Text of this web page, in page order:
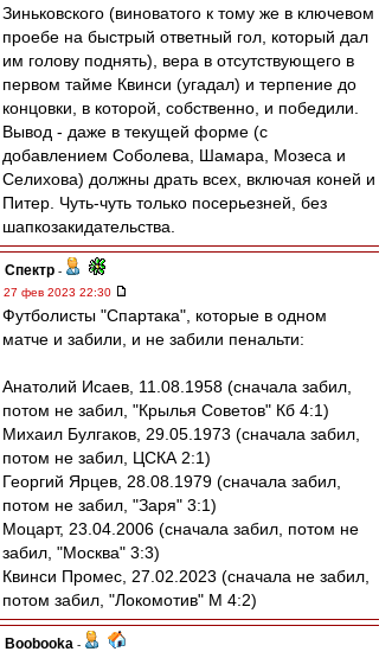
Зиньковского (виноватого к тому же в ключевом
проебе на быстрый ответный гол, который дал
им голову поднять), вера в отсутствующего в
первом тайме Квинси (угадал) и терпение до
концовки, в которой, собственно, и победили.
Вывод - даже в текущей форме (с
добавлением Соболева, Шамара, Мозеса и
Селихова) должны драть всех, включая коней и
Питер. Чуть-чуть только посерьезней, без
шапкозакидательства.
Спектр -
27 фев 2023 22:30
Футболисты "Спартака", которые в одном
матче и забили, и не забили пенальти:
Анатолий Исаев, 11.08.1958 (сначала забил,
потом не забил, "Крылья Советов" Кб 4:1)
Михаил Булгаков, 29.05.1973 (сначала забил,
потом не забил, ЦСКА 2:1)
Георгий Ярцев, 28.08.1979 (сначала забил,
потом не забил, "Заря" 3:1)
Моцарт, 23.04.2006 (сначала забил, потом не
забил, "Москва" 3:3)
Квинси Промес, 27.02.2023 (сначала не забил,
потом забил, "Локомотив" М 4:2)
Boobooka -